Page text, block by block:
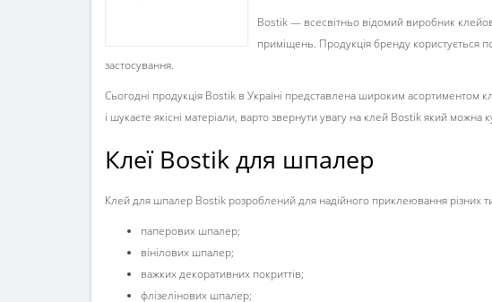
Bostik — всесвітньо відомий виробник
приміщень. Продукція бренду користується
застосування.
Сьогодні продукція Bostik в Україні представлена широким
і шукаєте якісні матеріали, варто звернути увагу на клей Bostik який можна
Клеї Bostik для шпалер
Клей для шпалер Bostik розроблений для надійного приклеювання різних
паперових шпалер;
вінілових шпалер;
важких декоративних покриттів;
флізелінових шпалер;